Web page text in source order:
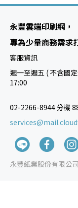
永豐雲端印刷網，
專為少量商務需求
客服資訊
週一至週五 ( 不含國
17:00
02-2266-8944 分機
永豐紙業股份有限公